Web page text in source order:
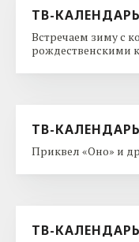
ТВ-
Встречаем зиму с
рождественскими
ТВ-
Приквел «Оно» и
ТВ-